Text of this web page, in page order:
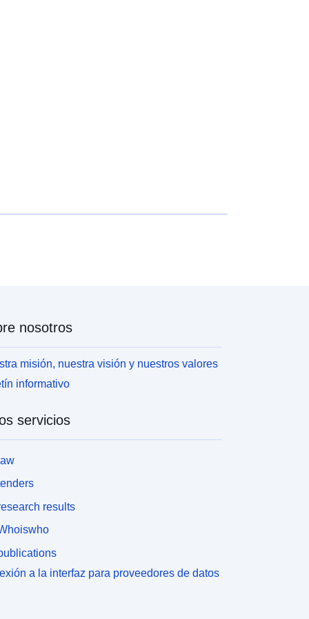
nosotros
misión, nuestra visión y nuestros valores
informativo
servicios
results
a la interfaz para proveedores de datos